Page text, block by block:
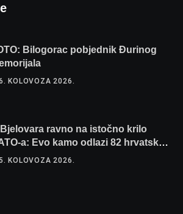
Bilogorac pobjednik Đurinog
KOLOVOZA 2026.
Bjelovara ravno na istočno krilo
a: Evo kamo odlazi 82 hrvatska
i 6 vojnikinja
KOLOVOZA 2026.